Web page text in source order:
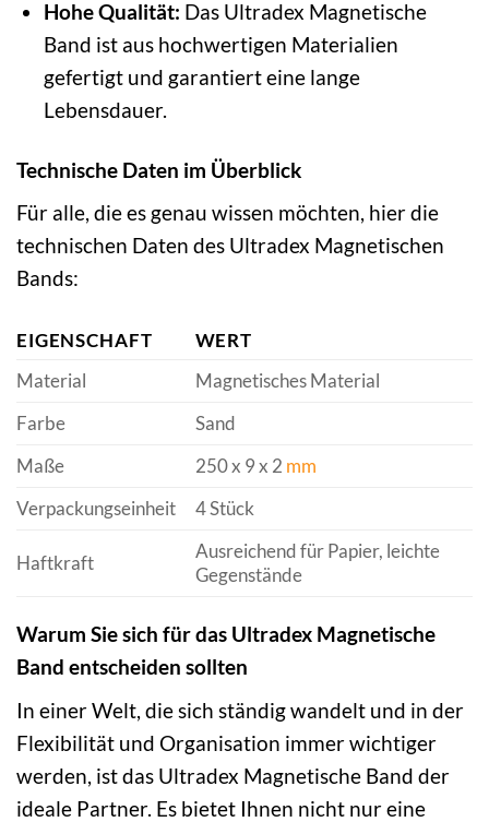
Hohe Qualität: Das Ultradex Magnetische
Band ist aus hochwertigen Materialien
gefertigt und garantiert eine lange
Lebensdauer.
Technische Daten im Überblick
Für alle, die es genau wissen möchten, hier die
technischen Daten des Ultradex Magnetischen
Bands:
EIGENSCHAFT
WERT
Material
Magnetisches Material
Farbe
Sand
Maße
250 x 9 x 2 mm
Verpackungseinheit
4 Stück
Haftkraft
Ausreichend für Papier, leichte
Gegenstände
Warum Sie sich für das Ultradex Magnetische
Band entscheiden sollten
In einer Welt, die sich ständig wandelt und in der
Flexibilität und Organisation immer wichtiger
werden, ist das Ultradex Magnetische Band der
ideale Partner. Es bietet Ihnen nicht nur eine